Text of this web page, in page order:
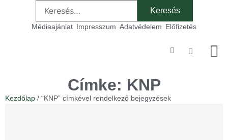
Médiaajánlat Impresszum Adatvédelem Előfizetés
Címke: KNP
Kezdőlap / “KNP” címkével rendelkező bejegyzések